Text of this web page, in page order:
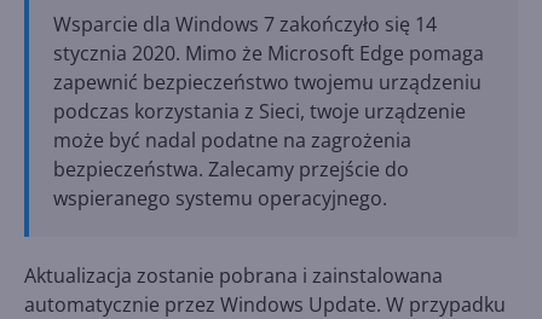
Wsparcie dla Windows 7 zakończyło się 14
stycznia 2020. Mimo że Microsoft Edge pomaga
zapewnić bezpieczeństwo twojemu urządzeniu
podczas korzystania z Sieci, twoje urządzenie
może być nadal podatne na zagrożenia
bezpieczeństwa. Zalecamy przejście do
wspieranego systemu operacyjnego.
Aktualizacja zostanie pobrana i zainstalowana
automatycznie przez Windows Update. W przypadku